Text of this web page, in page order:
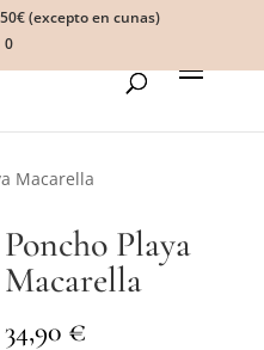
(excepto en cunas)
0
Macarella
Poncho Playa
Macarella
34,90 €